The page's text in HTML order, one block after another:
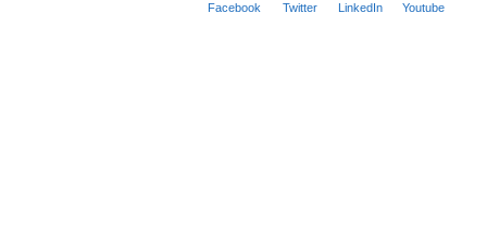
Facebook Twitter LinkedIn Youtube